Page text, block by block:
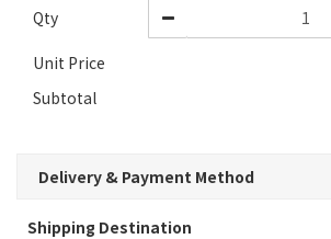
Qty
Unit Price
Subtotal
Delivery & Payment Method
Shipping Destination